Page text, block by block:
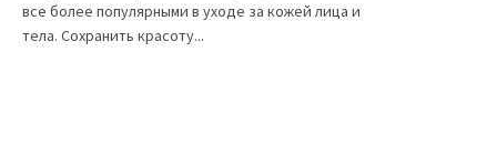
все более популярными в уходе за кожей лица и
тела. Сохранить красоту...